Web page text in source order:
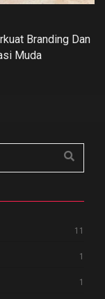
Branding Dan
Muda
11
1
1